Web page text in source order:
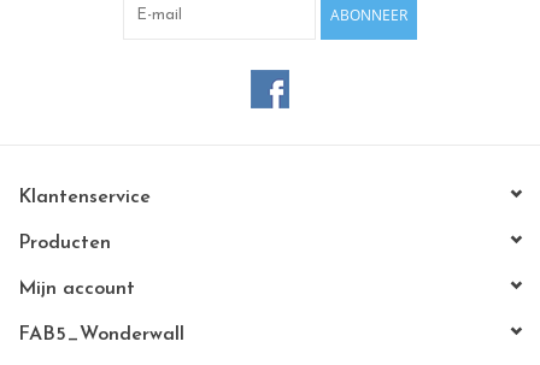
ABONNEER
Klantenservice
Producten
Mijn account
FAB5_Wonderwall